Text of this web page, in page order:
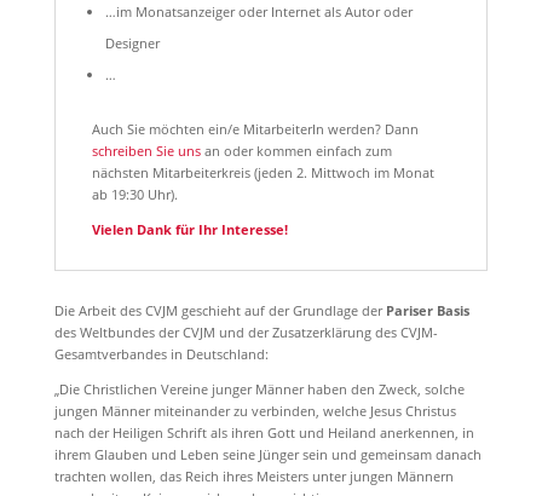
…im Monatsanzeiger oder Internet als Autor oder
Designer
…
Auch Sie möchten ein/e MitarbeiterIn werden? Dann
schreiben Sie unsan oder kommen einfach zum
nächsten Mitarbeiterkreis (jeden 2. Mittwoch im Monat
ab 19:30 Uhr).
Vielen Dank für Ihr Interesse!
Die Arbeit des CVJM geschieht auf der Grundlage der Pariser Basis
des Weltbundes der CVJM und der Zusatzerklärung des CVJM-
Gesamtverbandes in Deutschland:
„Die Christlichen Vereine junger Männer haben den Zweck, solche
jungen Männer miteinander zu verbinden, welche Jesus Christus
nach der Heiligen Schrift als ihren Gott und Heiland anerkennen, in
ihrem Glauben und Leben seine Jünger sein und gemeinsam danach
trachten wollen, das Reich ihres Meisters unter jungen Männern